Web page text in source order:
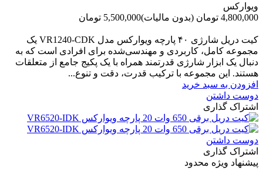
ویوارکس
4,800,000 تومان
(بدون مالیات)5,500,000 تومان
کیت دریل شارژی ۴۰ پارچه ویوارکس مدل VR1240‑CDK یک
مجموعه کامل، کاربردی و مهندسی‌شده برای افرادی است که به
دنبال یک ابزار شارژی قدرتمند همراه با یک پکیج جامع از متعلقات
هستند. این مجموعه با ترکیب قدرت، دقت و تنوع...
افزودن به سبد خرید
دوست داشتن
اشتراک گذاری
دوست داشتن
اشتراک گذاری
پیشنهاد ویژه محدود